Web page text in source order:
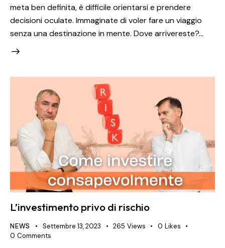
meta ben definita, è difficile orientarsi e prendere
decisioni oculate. Immaginate di voler fare un viaggio
senza una destinazione in mente. Dove arrivereste?…
L’investimento privo di rischio
NEWS Settembre 13, 2023 265 Views 0 Likes
0 Comments